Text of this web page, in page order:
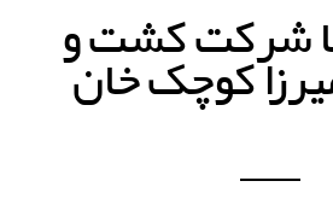
شرکت کشت و
کوچک خان